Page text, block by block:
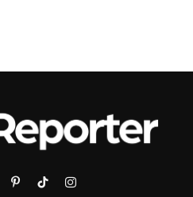
PinterestTikTokInstagram